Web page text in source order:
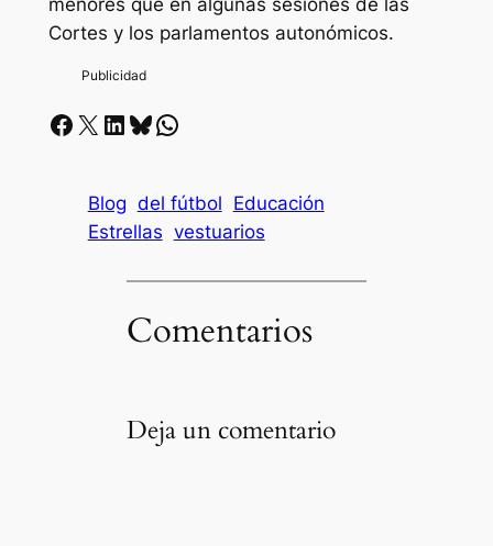
menores que en algunas sesiones de las
Cortes y los parlamentos autonómicos.
Facebook X LinkedIn Bluesky Whatsapp
Blog del fútbol Educación
Estrellas vestuarios
Comentarios
Deja un comentario